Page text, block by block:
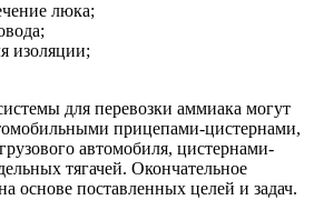
люка;
изоляции;
для перевозки аммиака могут
прицепами-цистернами,
автомобиля, цистернами-
тягачей. Окончательное
основе поставленных целей и задач.